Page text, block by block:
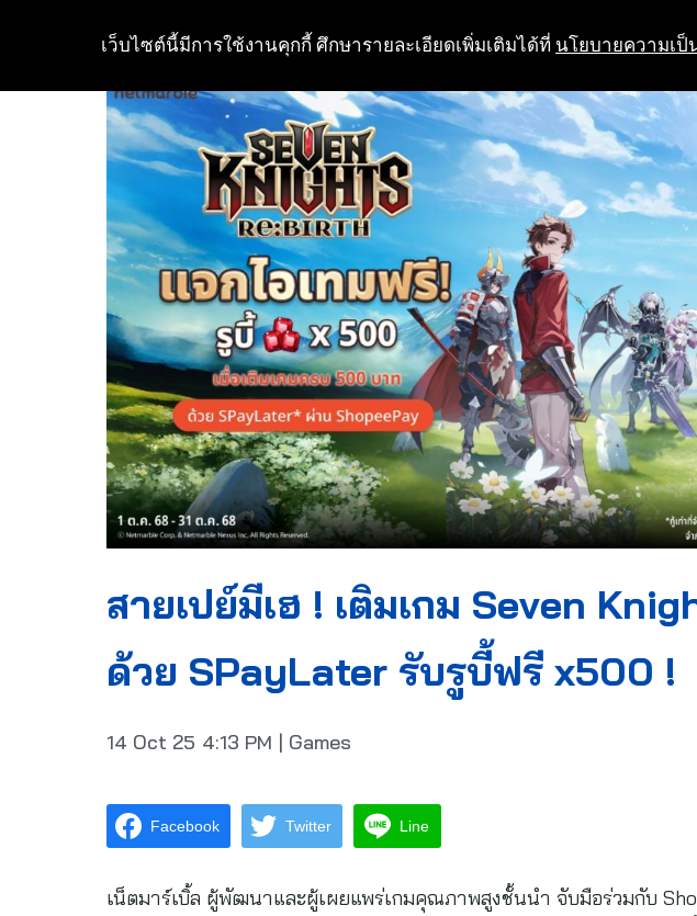
to
สายเปย์มีเฮ ! เติมเกม Seven
ด้วย SPayLater รับรูบี้ฟรี x500 !
14 Oct 25 4:13 PM | Games
Facebook Twitter Line
เน็ตมาร์เบิ้ล ผู้พัฒนาและผู้เผยแพร่เกมคุณภาพสูงชั้นนำ จับมือร่วมกับ
เว็บไซต์นี้มีการใช้งานคุกกี้ ศึกษารายละเอียดเพิ่มเติมได้ที่ นโยบายความเป็